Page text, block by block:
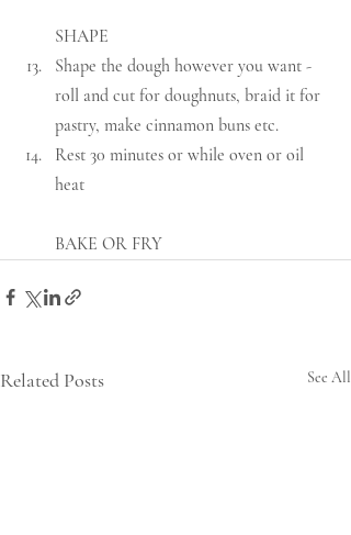
SHAPE
Shape the dough however you want -
roll and cut for doughnuts, braid it for
pastry, make cinnamon buns etc.
Rest 30 minutes or while oven or oil
heat
BAKE OR FRY
Related Posts See All